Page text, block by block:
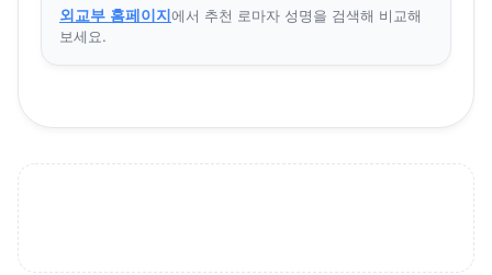
외교부 홈페이지에서 추천 로마자 성명을 검색해 비교해
보세요.